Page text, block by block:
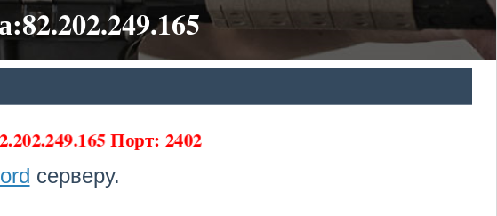
Порт: 2402
серверу.